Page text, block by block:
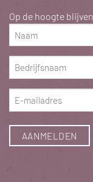
Op de hoogte
Naam
(Vereist)
Bedrijfsnaam
(Vereist)
E-
mailadres
(Vereist)